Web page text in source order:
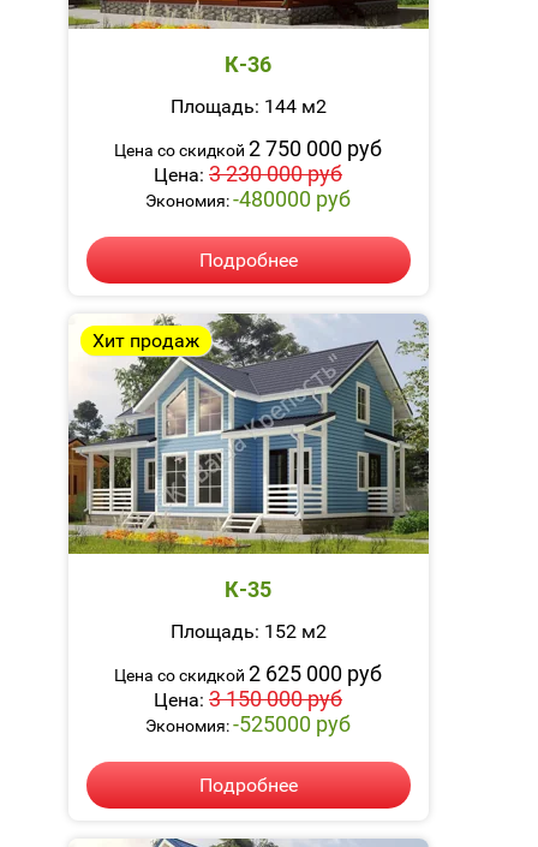
К-36
Площадь: 144 м2
Цена со скидкой 2 750 000 руб
Цена: 3 230 000 руб
Экономия:-480000 руб
Подробнее
К-35
Площадь: 152 м2
Цена со скидкой 2 625 000 руб
Цена: 3 150 000 руб
Экономия:-525000 руб
Хит продаж
Подробнее